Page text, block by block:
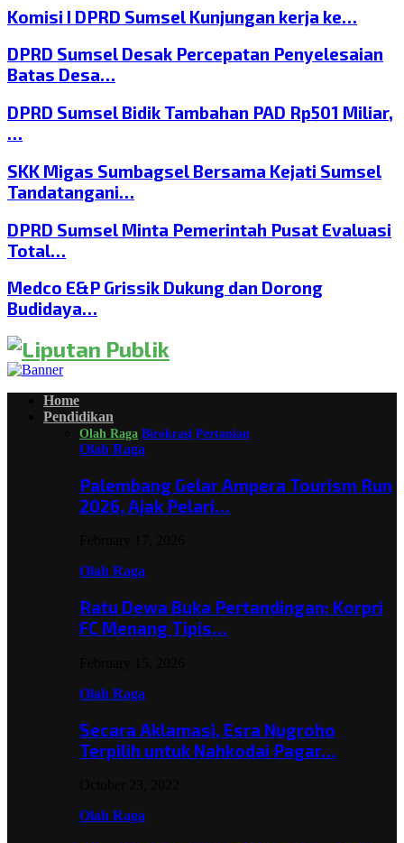
Komisi I DPRD Sumsel Kunjungan kerja ke…
DPRD Sumsel Desak Percepatan Penyelesaian
Batas Desa…
DPRD Sumsel Bidik Tambahan PAD Rp501 Miliar,
…
SKK Migas Sumbagsel Bersama Kejati Sumsel
Tandatangani…
DPRD Sumsel Minta Pemerintah Pusat Evaluasi
Total…
Medco E&P Grissik Dukung dan Dorong
Budidaya…
Home
Pendidikan
Olah Raga Birokrasi Pertanian
Olah Raga
Palembang Gelar Ampera Tourism Run
2026, Ajak Pelari…
Olah Raga
Ratu Dewa Buka Pertandingan: Korpri
FC Menang Tipis…
Olah Raga
Secara Aklamasi, Esra Nugroho
Terpilih untuk Nahkodai Pagar…
Olah Raga